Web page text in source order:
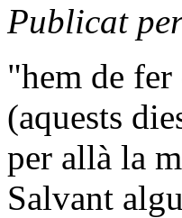
Publicat
"hem de
(aquests
per allà la
Salvant